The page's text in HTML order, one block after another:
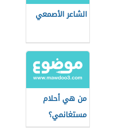
الشاعر الأصمعي
من هي أحلام
مستغانمي؟